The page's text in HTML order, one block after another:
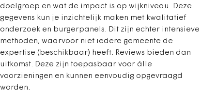
doelgroep en wat de impact is op wijkniveau. Deze
gegevens kun je inzichtelijk maken met kwalitatief
onderzoek en burgerpanels. Dit zijn echter intensieve
methoden, waarvoor niet iedere gemeente de
expertise (beschikbaar) heeft. Reviews bieden dan
uitkomst. Deze zijn toepasbaar voor álle
voorzieningen en kunnen eenvoudig opgevraagd
worden.